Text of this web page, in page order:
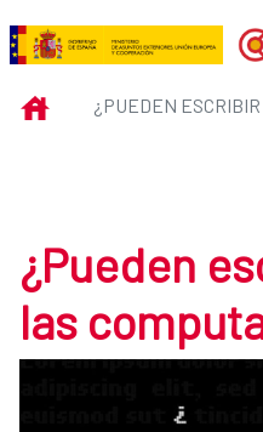
Skip to Main Content
¿Pueden
INICIO
¿Pueden
las